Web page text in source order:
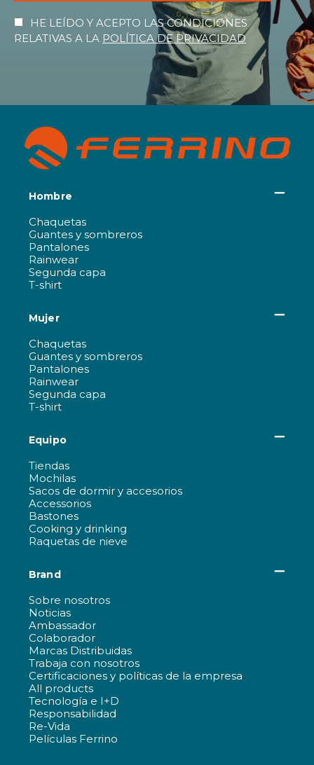
HE LEÍDO Y ACEPTO LAS CONDICIONES
RELATIVAS A LA POLÍTICA DE PRIVACIDAD
Hombre
Chaquetas
Guantes y sombreros
Pantalones
Rainwear
Segunda capa
T-shirt
Mujer
Chaquetas
Guantes y sombreros
Pantalones
Rainwear
Segunda capa
T-shirt
Equipo
Tiendas
Mochilas
Sacos de dormir y accesorios
Accessorios
Bastones
Cooking y drinking
Raquetas de nieve
Brand
Sobre nosotros
Noticias
Ambassador
Colaborador
Marcas Distribuidas
Trabaja con nosotros
Certificaciones y políticas de la empresa
All products
Tecnología e I+D
Responsabilidad
Re-Vida
Películas Ferrino